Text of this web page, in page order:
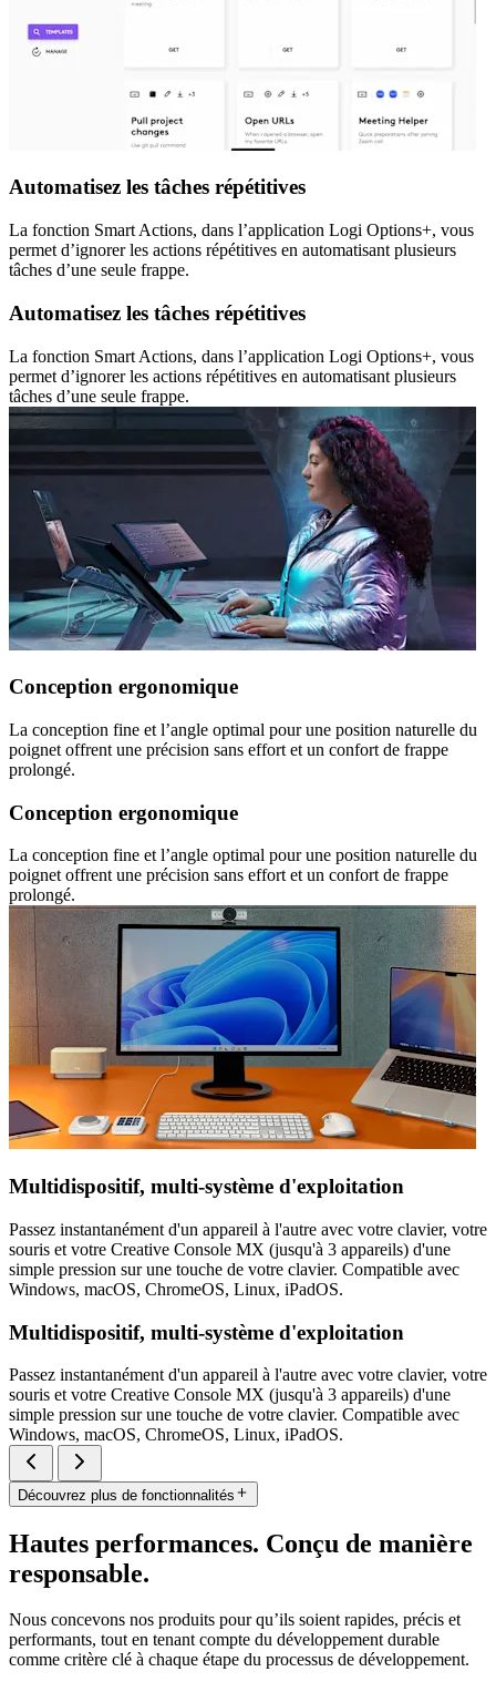
Automatisez les tâches répétitives
La fonction Smart Actions, dans l’application Logi Options+, vous
permet d’ignorer les actions répétitives en automatisant plusieurs
tâches d’une seule frappe.
Automatisez les tâches répétitives
La fonction Smart Actions, dans l’application Logi Options+, vous
permet d’ignorer les actions répétitives en automatisant plusieurs
tâches d’une seule frappe.
Conception ergonomique
La conception fine et l’angle optimal pour une position naturelle du
poignet offrent une précision sans effort et un confort de frappe
prolongé.
Conception ergonomique
La conception fine et l’angle optimal pour une position naturelle du
poignet offrent une précision sans effort et un confort de frappe
prolongé.
Multidispositif, multi-système d'exploitation
Passez instantanément d'un appareil à l'autre avec votre clavier, votre
souris et votre Creative Console MX (jusqu'à 3 appareils) d'une
simple pression sur une touche de votre clavier. Compatible avec
Windows, macOS, ChromeOS, Linux, iPadOS.
Multidispositif, multi-système d'exploitation
Passez instantanément d'un appareil à l'autre avec votre clavier, votre
souris et votre Creative Console MX (jusqu'à 3 appareils) d'une
simple pression sur une touche de votre clavier. Compatible avec
Windows, macOS, ChromeOS, Linux, iPadOS.
Découvrez plus de fonctionnalités
Hautes performances. Conçu de manière
responsable.
Nous concevons nos produits pour qu’ils soient rapides, précis et
performants, tout en tenant compte du développement durable
comme critère clé à chaque étape du processus de développement.